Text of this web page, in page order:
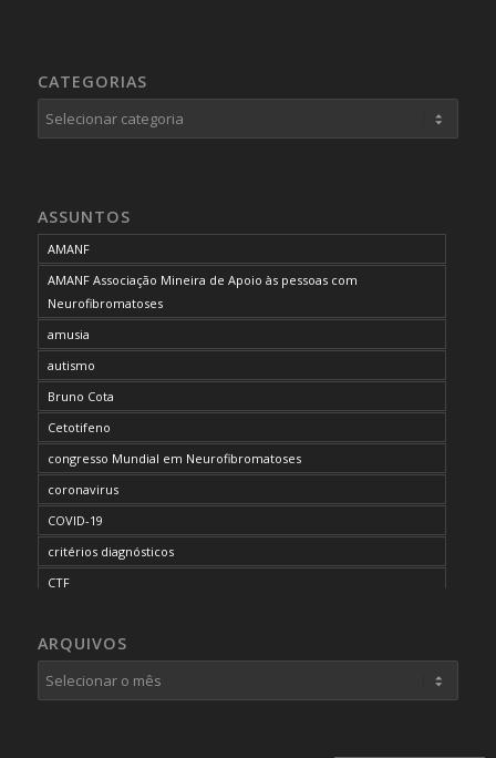
CATEGORIAS
Categorias
ASSUNTOS
AMANF
AMANF Associação Mineira de Apoio às pessoas com
Neurofibromatoses
amusia
autismo
Bruno Cota
Cetotifeno
congresso Mundial em Neurofibromatoses
coronavirus
COVID-19
critérios diagnósticos
CTF
desordem do processamento auditivo
diagnóstico
dificuldades cognitivas
ARQUIVOS